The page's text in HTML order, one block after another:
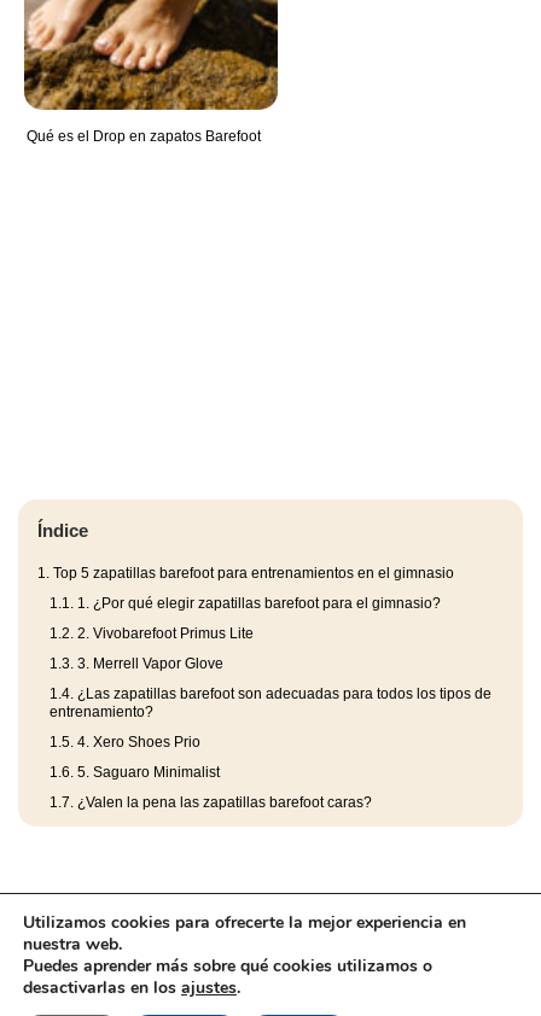
Qué es el Drop en zapatos Barefoot
Índice
1. Top 5 zapatillas barefoot para entrenamientos en el gimnasio
1.1. 1. ¿Por qué elegir zapatillas barefoot para el gimnasio?
1.2. 2. Vivobarefoot Primus Lite
1.3. 3. Merrell Vapor Glove
1.4. ¿Las zapatillas barefoot son adecuadas para todos los tipos de
entrenamiento?
1.5. 4. Xero Shoes Prio
1.6. 5. Saguaro Minimalist
1.7. ¿Valen la pena las zapatillas barefoot caras?
Utilizamos cookies para ofrecerte la mejor experiencia en
nuestra web.
Puedes aprender más sobre qué cookies utilizamos o
desactivarlas en los ajustes.